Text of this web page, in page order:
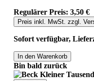
Regulärer Preis: 3,50 €
Preis inkl. MwSt. zzgl.
Sofort verfügbar,
In den Warenkorb
Bin bald zurück